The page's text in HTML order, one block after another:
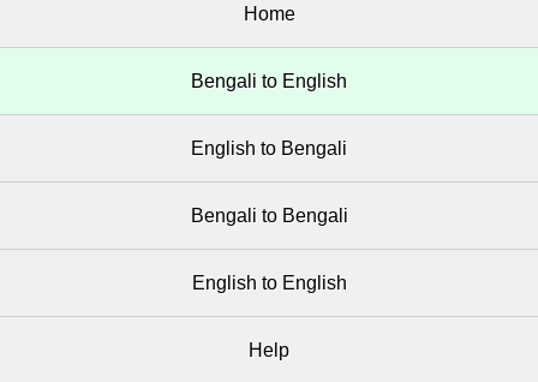
Home
Bengali to English
English to Bengali
Bengali to Bengali
English to English
Help